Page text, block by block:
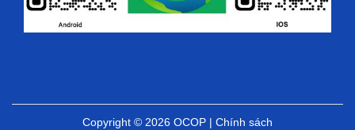
Copyright © 2026 OCOP | Chính sách